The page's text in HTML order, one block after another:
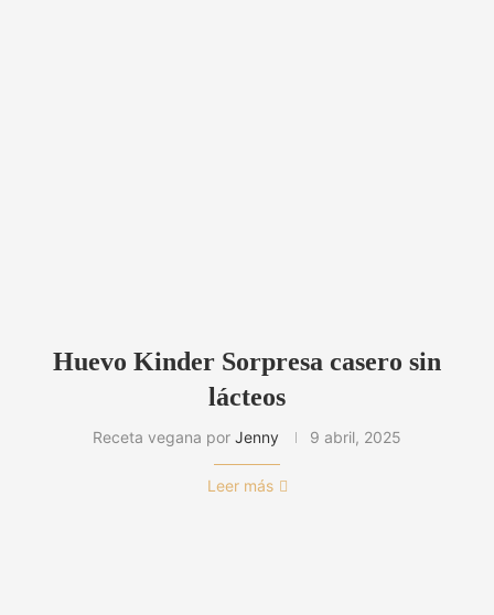
Huevo Kinder Sorpresa casero sin
lácteos
Receta vegana por Jenny 9 abril, 2025
Leer más